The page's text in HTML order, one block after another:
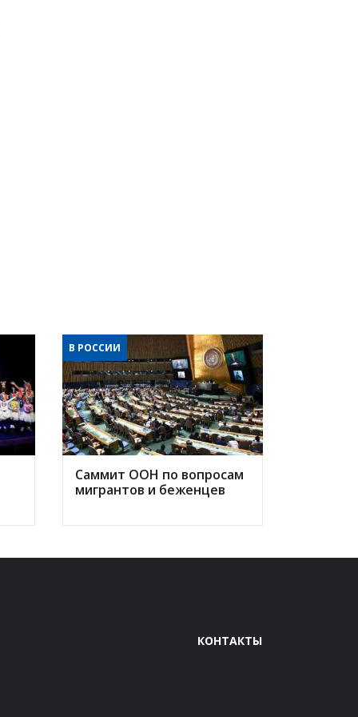
В РОССИИ
Саммит ООН по вопросам
мигрантов и беженцев
КОНТАКТЫ